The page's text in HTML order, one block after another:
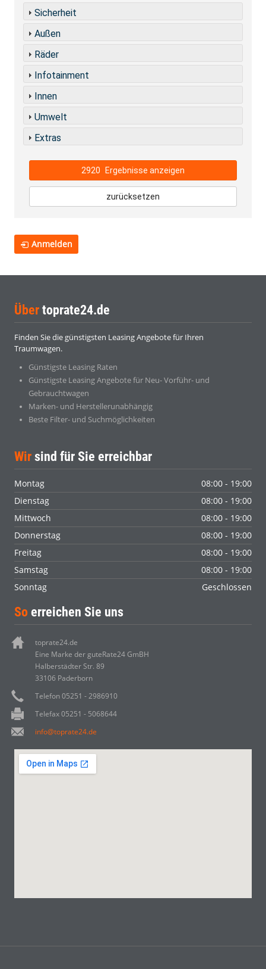
Sicherheit
Außen
Räder
Infotainment
Innen
Umwelt
Extras
2920 Ergebnisse anzeigen
zurücksetzen
Anmelden
Über toprate24.de
Finden Sie die günstigsten Leasing Angebote für Ihren
Traumwagen.
Günstigste Leasing Raten
Günstigste Leasing Angebote für Neu- Vorführ- und
Gebrauchtwagen
Marken- und Herstellerunabhängig
Beste Filter- und Suchmöglichkeiten
Wir sind für Sie erreichbar
Montag
08:00 - 19:00
Dienstag
08:00 - 19:00
Mittwoch
08:00 - 19:00
Donnerstag
08:00 - 19:00
Freitag
08:00 - 19:00
Samstag
08:00 - 19:00
Sonntag
Geschlossen
So erreichen Sie uns
toprate24.de
Eine Marke der guteRate24 GmBH
Halberstädter Str. 89
33106 Paderborn
Telefon 05251 - 2986910
Telefax 05251 - 5068644
info@toprate24.de